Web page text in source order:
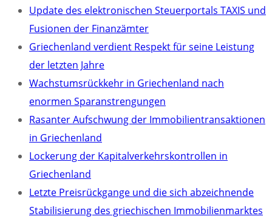
Update des elektronischen Steuerportals TAXIS und
Fusionen der Finanzämter
Griechenland verdient Respekt für seine Leistung
der letzten Jahre
Wachstumsrückkehr in Griechenland nach
enormen Sparanstrengungen
Rasanter Aufschwung der Immobilientransaktionen
in Griechenland
Lockerung der Kapitalverkehrskontrollen in
Griechenland
Letzte Preisrückgange und die sich abzeichnende
Stabilisierung des griechischen Immobilienmarktes